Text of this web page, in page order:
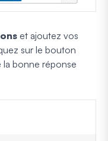
et ajoutez vos
sur le bouton
bonne réponse